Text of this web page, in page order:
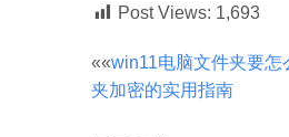
Post Views: 1,693
文
««win11电脑文件夹要怎
夹加密的实用指南